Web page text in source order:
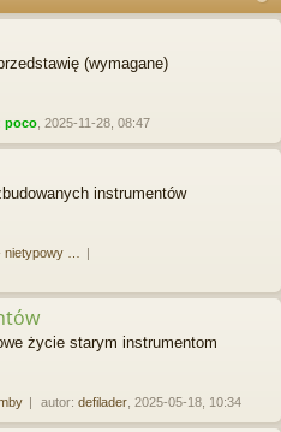
j
(wymagane)
poco , 2025-11-28, 08:47
instrumentów
nietypowy …
życie starym instrumentom
autor: defilader , 2025-05-18, 10:34